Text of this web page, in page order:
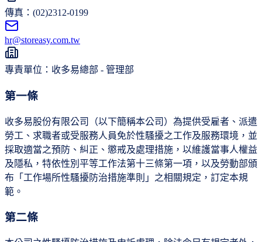
傳真：(02)2312-0199
hr@storeasy.com.tw
專責單位：收多易總部 - 管理部
第一條
收多易股份有限公司（以下簡稱本公司）為提供受雇者、派遣
勞工、求職者或受服務人員免於性騷擾之工作及服務環境，並
採取適當之預防、糾正、懲戒及處理措施，以維護當事人權益
及隱私，特依性別平等工作法第十三條第一項，以及勞動部頒
布「工作場所性騷擾防治措施準則」之相關規定，訂定本規
範。
第二條